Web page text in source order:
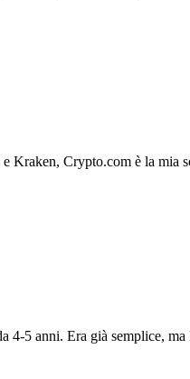
Kraken, Crypto.com è la mia
4-5 anni. Era già semplice,